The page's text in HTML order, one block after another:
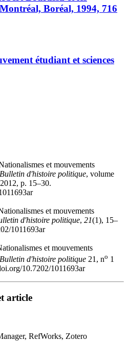
Boréal, 1994, 716
étudiant et sciences
et mouvements
Bulletin d'histoire politique, volume
p. 15–30.
et mouvements
d'histoire politique, 21(1), 15–
1011693ar
et mouvements
Bulletin d'histoire politique 21, no 1
10.7202/1011693ar
article
RefWorks, Zotero